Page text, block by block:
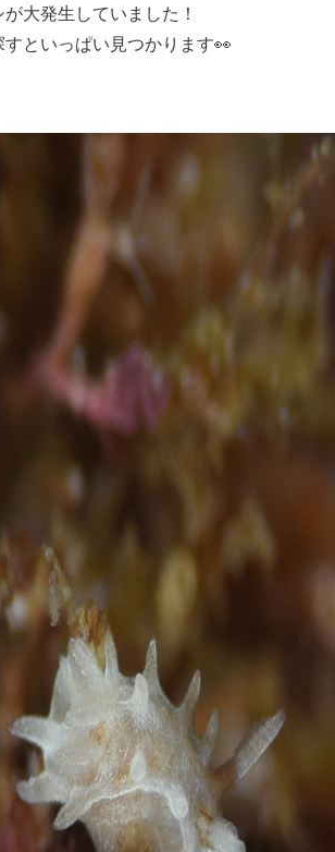
大発生していました！
といっぱい見つかります👀